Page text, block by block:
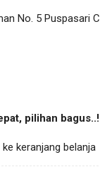
No. 5 Puspasari
pilihan bagus..!
keranjang belanja